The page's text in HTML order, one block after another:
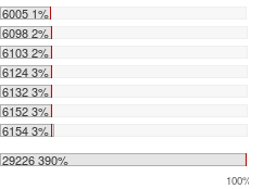
6005 1%
6098 2%
6103 2%
6124 3%
6132 3%
6152 3%
6154 3%
29226 390%
100%